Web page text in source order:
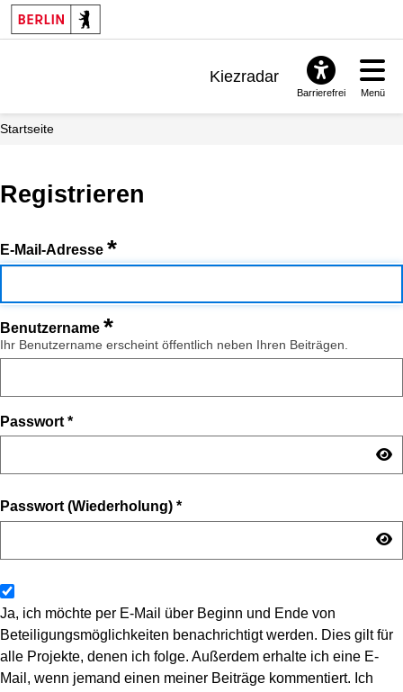
Kiezradar
Barrierefrei Menü
Startseite
Registrieren
E-Mail-Adresse *
Benutzername *
Ihr Benutzername erscheint öffentlich neben Ihren Beiträgen.
Passwort *
Passwort (Wiederholung) *
Ja, ich möchte per E-Mail über Beginn und Ende von
Beteiligungsmöglichkeiten benachrichtigt werden. Dies gilt für
alle Projekte, denen ich folge. Außerdem erhalte ich eine E-
Mail, wenn jemand einen meiner Beiträge kommentiert. Ich